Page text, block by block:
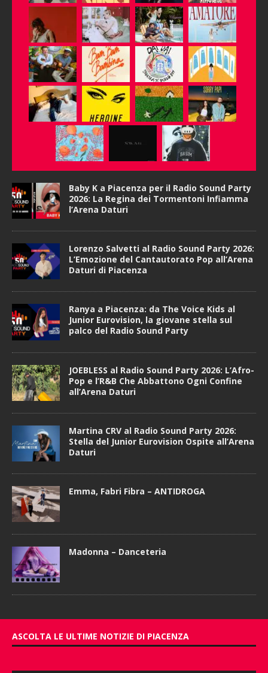
Baby K a Piacenza per il Radio Sound Party
2026: La Regina dei Tormentoni Infiamma
l’Arena Daturi
Lorenzo Salvetti al Radio Sound Party 2026:
L’Emozione del Cantautorato Pop all’Arena
Daturi di Piacenza
Ranya a Piacenza: da The Voice Kids al
Junior Eurovision, la giovane stella sul
palco del Radio Sound Party
JOEBLESS al Radio Sound Party 2026: L’Afro-
Pop e l’R&B Che Abbattono Ogni Confine
all’Arena Daturi
Martina CRV al Radio Sound Party 2026:
Stella del Junior Eurovision Ospite all’Arena
Daturi
Emma, Fabri Fibra – ANTIDROGA
Madonna – Danceteria
ASCOLTA LE ULTIME NOTIZIE DI PIACENZA